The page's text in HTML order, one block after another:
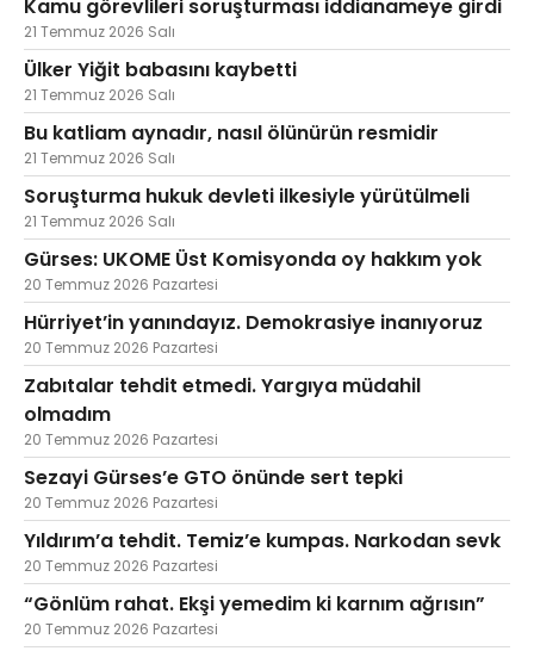
Kamu görevlileri soruşturması iddianameye girdi
21 Temmuz 2026 Salı
Ülker Yiğit babasını kaybetti
21 Temmuz 2026 Salı
Bu katliam aynadır, nasıl ölünürün resmidir
21 Temmuz 2026 Salı
Soruşturma hukuk devleti ilkesiyle yürütülmeli
21 Temmuz 2026 Salı
Gürses: UKOME Üst Komisyonda oy hakkım yok
20 Temmuz 2026 Pazartesi
Hürriyet’in yanındayız. Demokrasiye inanıyoruz
20 Temmuz 2026 Pazartesi
Zabıtalar tehdit etmedi. Yargıya müdahil
olmadım
20 Temmuz 2026 Pazartesi
Sezayi Gürses’e GTO önünde sert tepki
20 Temmuz 2026 Pazartesi
Yıldırım’a tehdit. Temiz’e kumpas. Narkodan sevk
20 Temmuz 2026 Pazartesi
“Gönlüm rahat. Ekşi yemedim ki karnım ağrısın”
20 Temmuz 2026 Pazartesi